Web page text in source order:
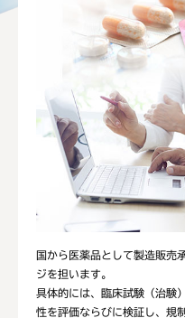
国から医薬品として製造販売
ジを担います。
具体的には、臨床試験（治験
性を評価ならびに検証し、規